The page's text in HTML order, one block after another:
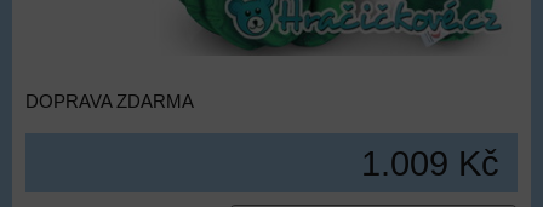
DOPRAVA ZDARMA
1.009 Kč